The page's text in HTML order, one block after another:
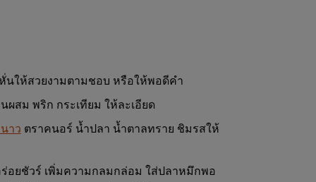
นให้สวยงามตามชอบ หรือให้พอดีคำ
สม พริก กระเทียม ให้ละเอียด
าว ตราคนอร์ น้ำปลา น้ำตาลทราย ชิมรสให้
อยชัวร์ เพิ่มความกลมกล่อม ใส่ปลาหมึกพอ